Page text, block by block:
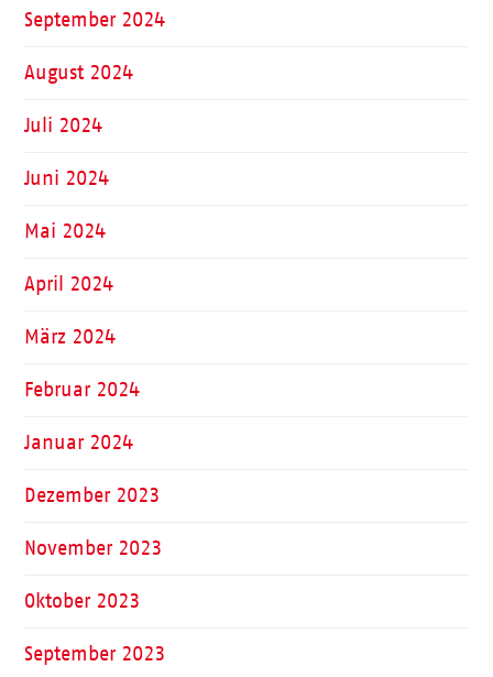
September 2024
August 2024
Juli 2024
Juni 2024
Mai 2024
April 2024
März 2024
Februar 2024
Januar 2024
Dezember 2023
November 2023
Oktober 2023
September 2023